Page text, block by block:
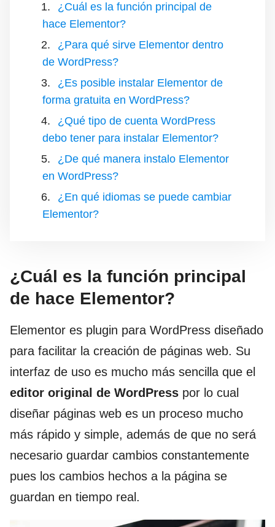
¿Cuál es la función principal de
hace Elementor?
¿Para qué sirve Elementor dentro
de WordPress?
¿Es posible instalar Elementor de
forma gratuita en WordPress?
¿Qué tipo de cuenta WordPress
debo tener para instalar Elementor?
¿De qué manera instalo Elementor
en WordPress?
¿En qué idiomas se puede cambiar
Elementor?
¿Cuál es la función principal
de hace Elementor?
Elementor es plugin para WordPress diseñado
para facilitar la creación de páginas web. Su
interfaz de uso es mucho más sencilla que el
editor original de WordPress por lo cual
diseñar páginas web es un proceso mucho
más rápido y simple, además de que no será
necesario guardar cambios constantemente
pues los cambios hechos a la página se
guardan en tiempo real.